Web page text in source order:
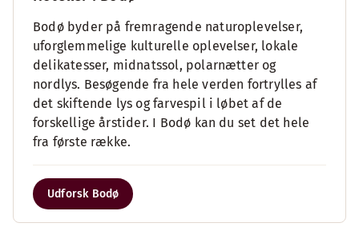
Bodø byder på fremragende naturoplevelser,
uforglemmelige kulturelle oplevelser, lokale
delikatesser, midnatssol, polarnætter og
nordlys. Besøgende fra hele verden fortrylles af
det skiftende lys og farvespil i løbet af de
forskellige årstider. I Bodø kan du set det hele
fra første række.
Udforsk Bodø